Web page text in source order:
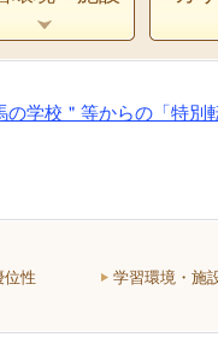
学校＂等からの「特別
位性 学習環境・施